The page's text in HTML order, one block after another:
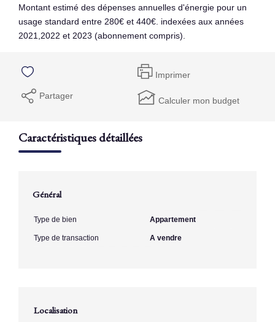
Montant estimé des dépenses annuelles d'énergie pour un
usage standard entre 280€ et 440€. indexées aux années
2021,2022 et 2023 (abonnement compris).
Imprimer
Partager Calculer mon budget
Caractéristiques détaillées
Général
Type de bien Appartement
Type de transaction A vendre
Localisation